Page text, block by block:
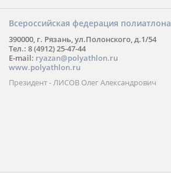
Всероссийская федерация
390000, г. Рязань, ул.Полонского, д.1/54
Тел.: 8 (4912) 25-47-44
E-mail: ryazan@polyathlon.ru
www.polyathlon.ru
Президент - ЛИСОВ Олег Александрович